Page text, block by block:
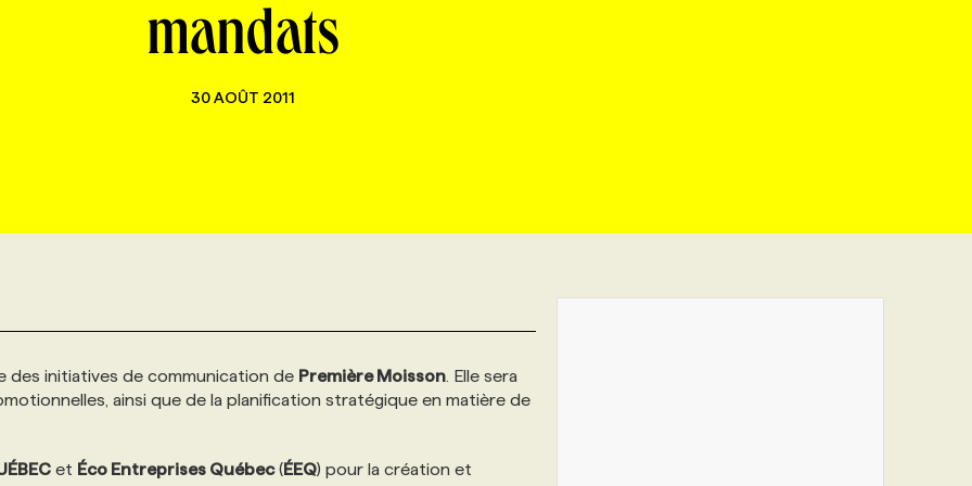
mandats
30 AOÛT 2011
des initiatives de communication de Première Moisson. Elle sera
ainsi que de la planification stratégique en matière de
et Éco Entreprises Québec(ÉEQ) pour la création et